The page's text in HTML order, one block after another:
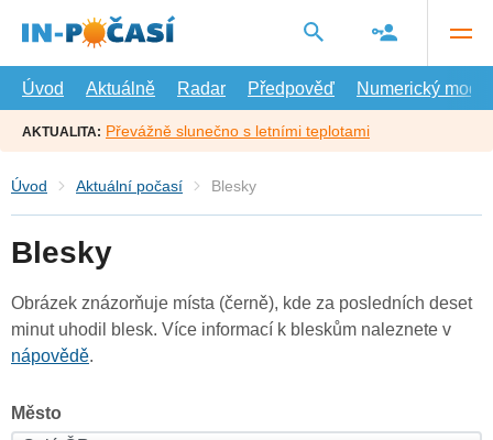
hlavní
Úvod
Aktuálně Radar Předpověď Numerický model
AKTUALITA: Převážně slunečno s letními teplotami
Úvod Aktuální počasí Blesky
Blesky
Obrázek znázorňuje místa (černě), kde za posledních deset
minut uhodil blesk. Více informací k bleskům naleznete v
nápovědě.
Město